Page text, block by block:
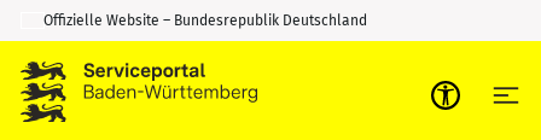
Zum Inhalt springen
Zur Suche springen
Offizielle Website – Bundesrepublik Deutschland